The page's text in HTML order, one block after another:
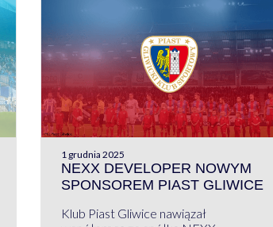
1 grudnia 2025
NEXX DEVELOPER NOWYM
SPONSOREM PIAST GLIWICE
Klub Piast Gliwice nawiązał